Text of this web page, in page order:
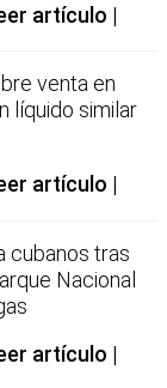
artículo
venta en
líquido similar
artículo
cubanos tras
Nacional
artículo